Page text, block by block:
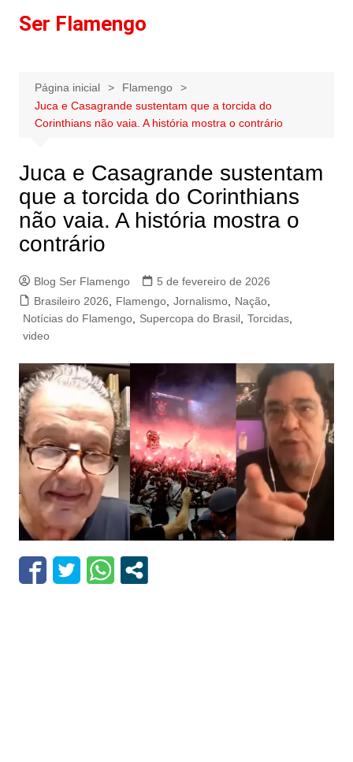
paraSer Flamengo
Página inicial
Flamengo
Juca e Casagrande sustentam que a torcida do
Corinthians não vaia. A história mostra o contrário
Juca e Casagrande sustentam
que a torcida do Corinthians
não vaia. A história mostra o
contrário
Blog Ser Flamengo
5 de fevereiro de 2026
Brasileiro 2026
Flamengo, Jornalismo, Nação,
Notícias do Flamengo, Supercopa do Brasil, Torcidas,
video